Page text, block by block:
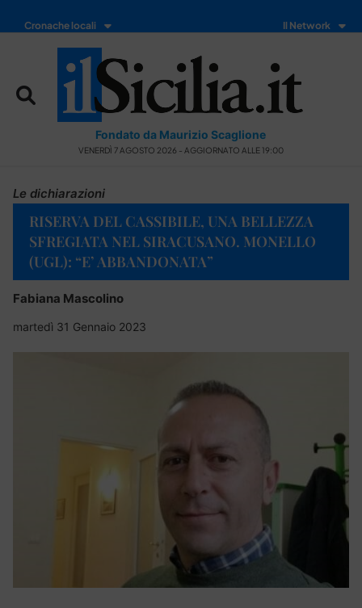
Cronache locali Il Network
Fondato da Maurizio Scaglione
VENERDÌ 7 AGOSTO 2026 - AGGIORNATO ALLE 19:00
Le dichiarazioni
RISERVA DEL CASSIBILE, UNA BELLEZZA
SFREGIATA NEL SIRACUSANO. MONELLO
(UGL): “E’ ABBANDONATA”
Fabiana Mascolino
martedì 31 Gennaio 2023